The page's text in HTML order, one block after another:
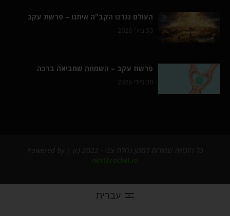
העולם נגדנו הקב"ה איתנו – פרשת עקב
30 ביולי 2026
פרשת עקב – השמחה שמביאה ברכה
30 ביולי 2026
nextbracket.io
עברית